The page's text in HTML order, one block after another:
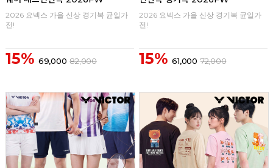
2026 요넥스 가을 신상 경기복 균일가
전!
15% 69,000 82,000
2026 요넥스 가을 신상 경기복 균일가
전!
15% 61,000 72,000